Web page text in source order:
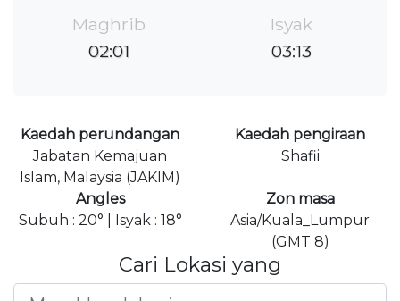
Maghrib
02:01
Isyak
03:13
Kaedah perundangan
Jabatan Kemajuan
Islam, Malaysia (JAKIM)
Kaedah pengiraan
Shafii
Angles
Subuh : 20° | Isyak : 18°
Zon masa
Asia/Kuala_Lumpur
(GMT 8)
Cari Lokasi yang